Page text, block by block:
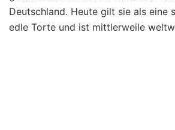
Deutschland. Heute gilt sie als eine
edle Torte und ist mittlerweile